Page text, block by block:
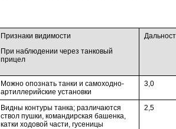
Признаки видимости
При наблюдении через танковый
прицел
Можно опознать танки и самоходно-
артиллерийские установки
3,0
Видны контуры танка; различаются
ствол пуш­ки, командирская башен­ка,
катки ходовой части, гусеницы
2,5